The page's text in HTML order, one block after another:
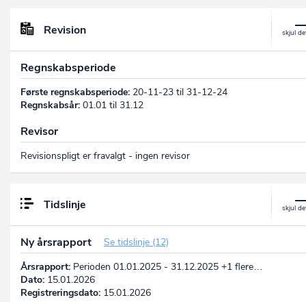
Revision
Regnskabsperiode
Første regnskabsperiode: 20-11-23 til 31-12-24
Regnskabsår: 01.01 til 31.12
Revisor
Revisionspligt er fravalgt - ingen revisor
Tidslinje
Ny årsrapport
Se tidslinje (12)
Årsrapport: Perioden 01.01.2025 - 31.12.2025 +1 flere…
Dato: 15.01.2026
Registreringsdato: 15.01.2026